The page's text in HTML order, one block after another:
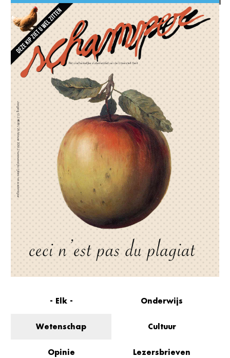
- Elk - Onderwijs
Wetenschap Cultuur
Opinie Lezersbrieven